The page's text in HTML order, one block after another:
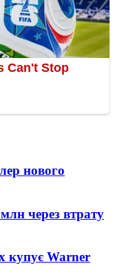
нового
через втрату
купує Warner